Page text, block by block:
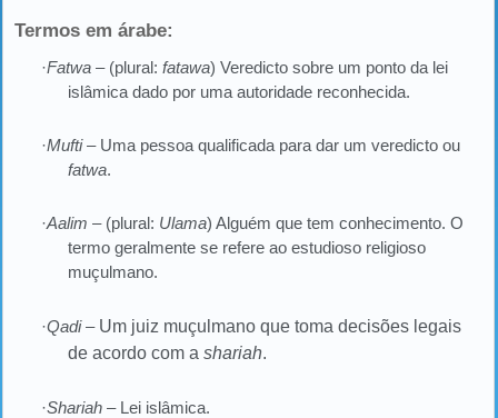
Termos em árabe:
·Fatwa – (plural: fatawa) Veredicto sobre um ponto da lei
islâmica dado por uma autoridade reconhecida.
·Mufti– Uma pessoa qualificada para dar um veredicto ou
fatwa.
·Aalim – (plural: Ulama) Alguém que tem conhecimento. O
termo geralmente se refere ao estudioso religioso
muçulmano.
·Qadi– Um juiz muçulmano que toma decisões legais
de acordo com a shariah.
·Shariah – Lei islâmica.